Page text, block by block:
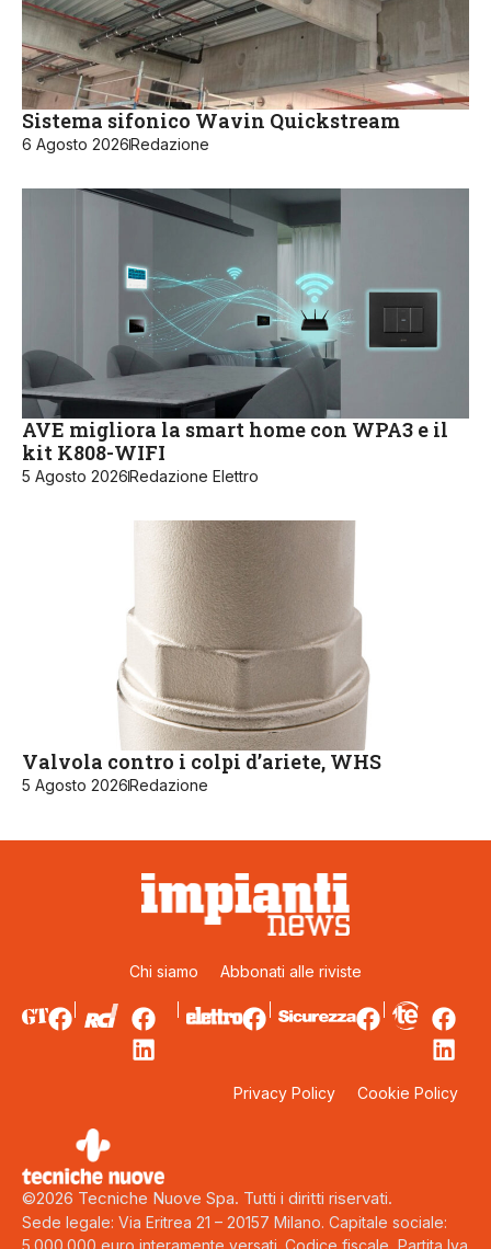
Sistema sifonico Wavin Quickstream
6 Agosto 2026Redazione
AVE migliora la smart home con WPA3 e il
kit K808-WIFI
5 Agosto 2026Redazione Elettro
Valvola contro i colpi d’ariete, WHS
5 Agosto 2026Redazione
Chi siamo Abbonati alle riviste
Privacy Policy Cookie Policy
©2026 Tecniche Nuove Spa. Tutti i diritti riservati.
Sede legale: Via Eritrea 21 – 20157 Milano. Capitale sociale: